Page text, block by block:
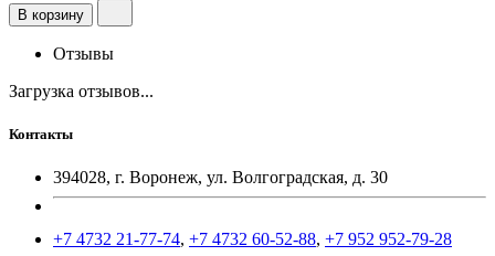
В корзину
Отзывы
Загрузка отзывов...
Контакты
394028, г. Воронеж, ул. Волгоградская, д. 30
+7 4732 21-77-74, +7 4732 60-52-88, +7 952 952-79-28